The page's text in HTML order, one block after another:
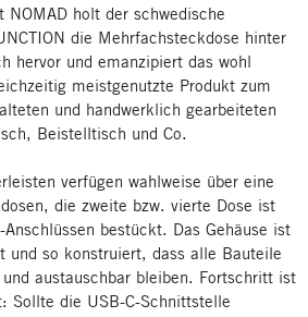
holt der schwedische
die Mehrfachsteckdose hinter
hervor und emanzipiert das wohl
meistgenutzte Produkt zum
und handwerklich gearbeiteten
Beistelltisch und Co.
verfügen wahlweise über eine
die zweite bzw. vierte Dose ist
bestückt. Das Gehäuse ist
und so konstruiert, dass alle Bauteile
austauschbar bleiben. Fortschritt ist
Sollte die USB-C-Schnittstelle